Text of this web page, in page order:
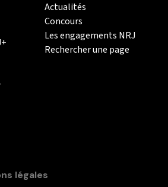
Actualités
Concours
Les engagements NRJ
Rechercher une page
légales